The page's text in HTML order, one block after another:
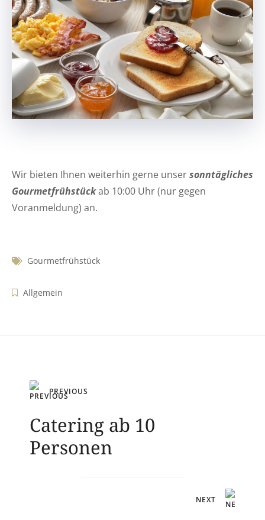
Wir bieten Ihnen weiterhin gerne unsersonntägliches
Gourmetfrühstückab 10:00 Uhr (nur gegen
Voranmeldung) an.
Gourmetfrühstück
Allgemein
Beitragsnavigation
PREVIOUS
Catering ab 10
Personen
NEXT